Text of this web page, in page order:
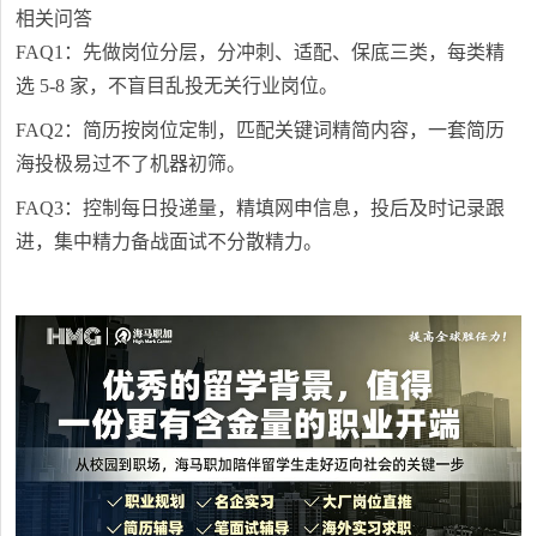
相关问答
FAQ1：先做岗位分层，分冲刺、适配、保底三类，每类精
选 5-8 家，不盲目乱投无关行业岗位。
FAQ2：简历按岗位定制，匹配关键词精简内容，一套简历
海投极易过不了机器初筛。
FAQ3：控制每日投递量，精填网申信息，投后及时记录跟
进，集中精力备战面试不分散精力。